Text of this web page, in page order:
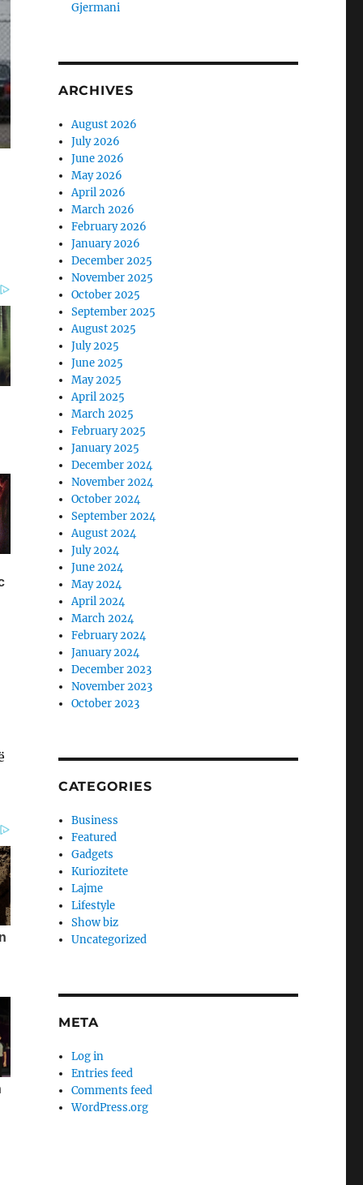
Gjermani
ARCHIVES
August 2026
July 2026
June 2026
May 2026
April 2026
March 2026
February 2026
January 2026
December 2025
November 2025
October 2025
September 2025
August 2025
July 2025
June 2025
May 2025
April 2025
March 2025
February 2025
January 2025
December 2024
November 2024
October 2024
September 2024
August 2024
July 2024
June 2024
May 2024
April 2024
March 2024
February 2024
January 2024
December 2023
November 2023
October 2023
CATEGORIES
Business
Featured
Gadgets
Kuriozitete
Lajme
Lifestyle
Show biz
Uncategorized
META
Log in
Entries feed
Comments feed
WordPress.org